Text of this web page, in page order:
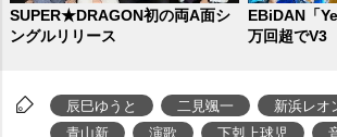
ン層を広げ、絶大な人気を誇って
いる。彼らがデビューした平成の
コロナ禍真っただ中。20歳前後の
SUPER★DRAGON初の両A面シ
ングルリリース
EBiDAN「
万回超でV3
辰巳ゆうと 二見颯一 新浜レオ
青山新
演歌 下剋上球児